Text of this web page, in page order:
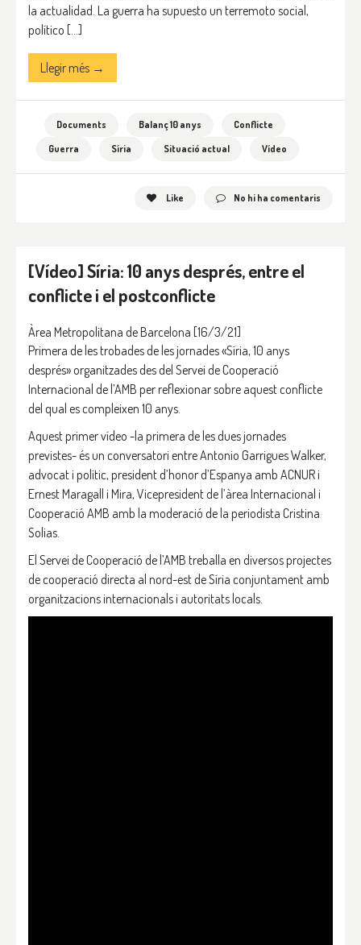
la actualidad. La guerra ha supuesto un terremoto social,
político […]
Llegir més →
Documents Balanç 10 anys
Conflicte
Guerra
Síria Situació actual Vídeo
Like No hi ha comentaris
[Vídeo] Síria: 10 anys després, entre el
conflicte i el postconflicte
Àrea Metropolitana de Barcelona [16/3/21]
Primera de les trobades de les jornades «Síria, 10 anys
després» organitzades des del Servei de Cooperació
Internacional de l’AMB per reflexionar sobre aquest conflicte
del qual es compleixen 10 anys.
Aquest primer vídeo -la primera de les dues jornades
previstes- és un conversatori entre Antonio Garrigues Walker,
advocat i polític, president d’honor d’Espanya amb ACNUR i
Ernest Maragall i Mira, Vicepresident de l’àrea Internacional i
Cooperació AMB amb la moderació de la periodista Cristina
Solias.
El Servei de Cooperació de l’AMB treballa en diversos projectes
de cooperació directa al nord-est de Síria conjuntament amb
organitzacions internacionals i autoritats locals.